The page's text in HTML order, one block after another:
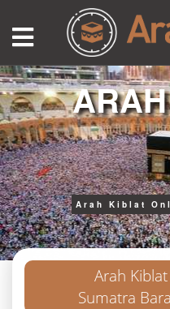
Arah Kiblat
Arah Kiblat
Sumatra